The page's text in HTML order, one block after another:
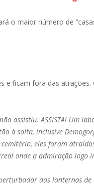
o maior número de
e ficam fora das
assistiu. ASSISTA! Um
à solta, inclusive
eles foram
onde a admiração
das lanternas